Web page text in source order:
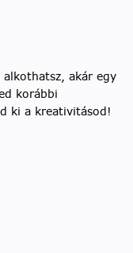
akár egy
korábbi
ki a kreativitásod!